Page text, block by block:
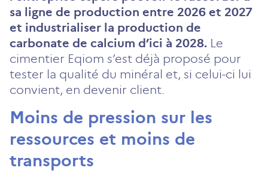
sa ligne de production entre 2026 et 2027
et industrialiser la production de
carbonate de calcium d’ici à 2028. Le
cimentier Eqiom s’est déjà proposé pour
tester la qualité du minéral et, si celui-ci lui
convient, en devenir client.
Moins de pression sur les
ressources et moins de
transports